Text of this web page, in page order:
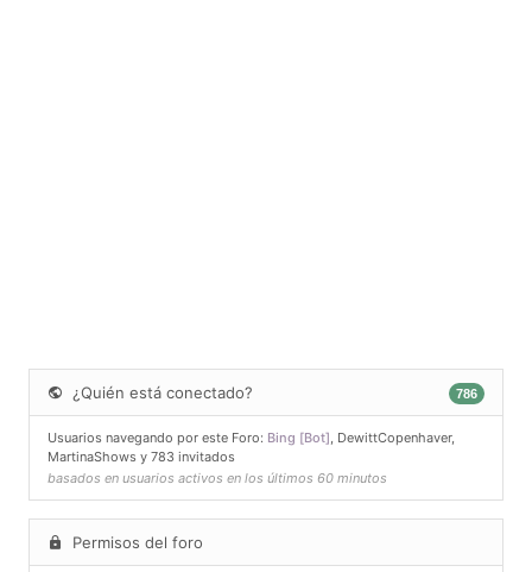
¿Quién está conectado? 786
Usuarios navegando por este Foro: Bing [Bot], DewittCopenhaver,
MartinaShows y 783 invitados
basados en usuarios activos en los últimos 60 minutos
Permisos del foro